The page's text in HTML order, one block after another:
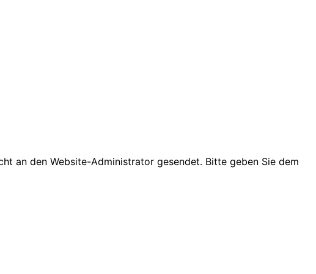
an den Website-Administrator gesendet. Bitte geben Sie dem